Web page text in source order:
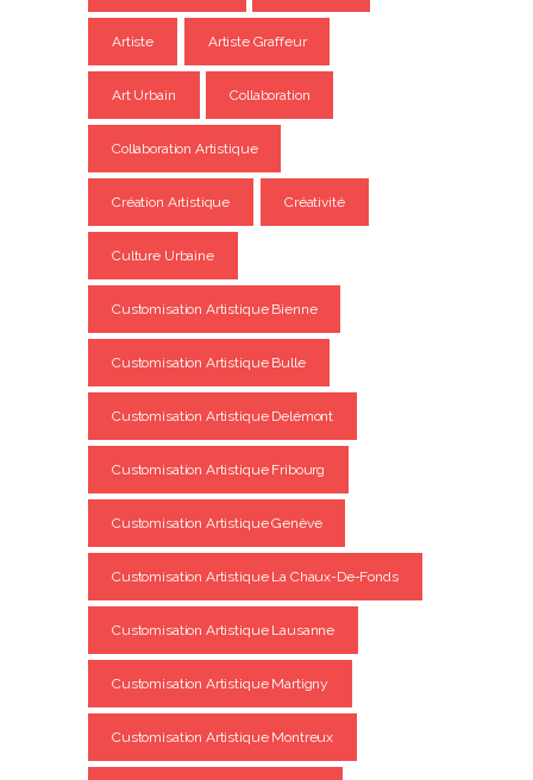
Artiste Artiste Graffeur
Art Urbain Collaboration
Collaboration Artistique
Création Artistique Créativité
Culture Urbaine
Customisation Artistique Bienne
Customisation Artistique Bulle
Customisation Artistique Delémont
Customisation Artistique Fribourg
Customisation Artistique Genève
Customisation Artistique La Chaux-De-Fonds
Customisation Artistique Lausanne
Customisation Artistique Martigny
Customisation Artistique Montreux